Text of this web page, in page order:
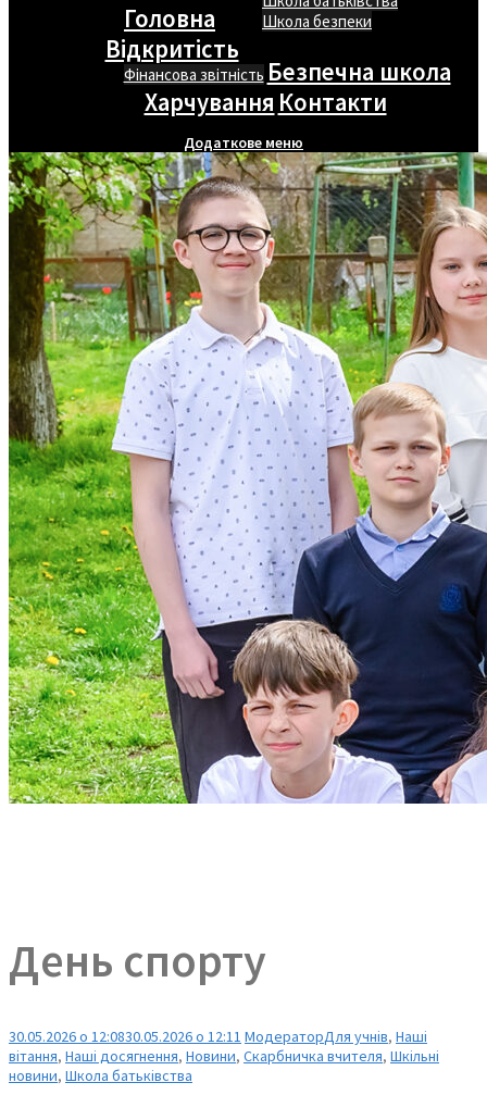
Головна
Школа безпеки
Відкритість
Фінансова звітність Безпечна школа
Харчування Контакти
Додаткове меню
День спорту
30.05.2026 о 12:0830.05.2026 о 12:11 МодераторДля учнів, Наші
вітання, Наші досягнення, Новини, Скарбничка вчителя, Шкільні
новини, Школа батьківства